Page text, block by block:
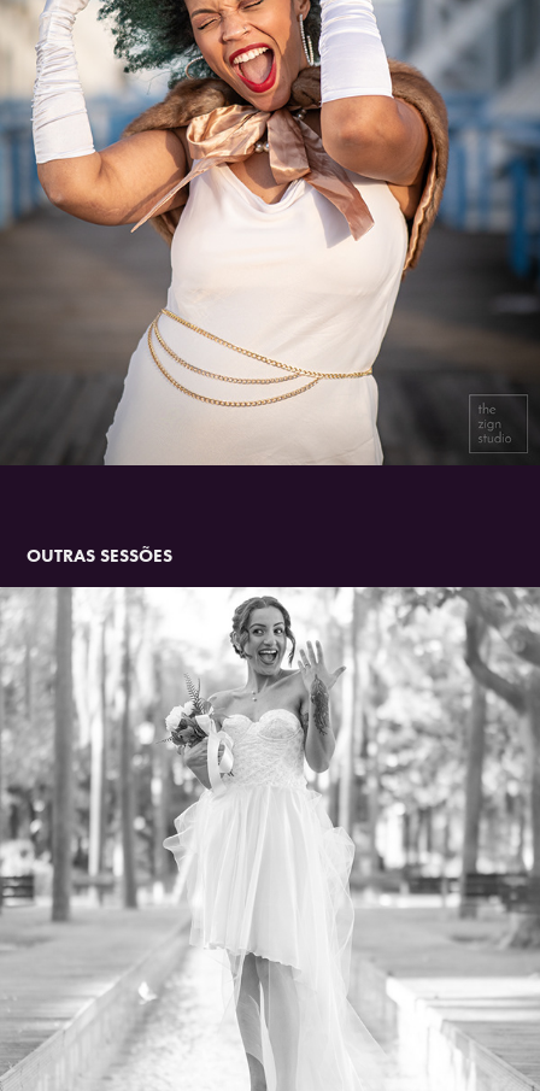
OUTRAS SESSÕES
2022
JÚLIA (PROJETO LISBON SCHOOL OF DESIGN)